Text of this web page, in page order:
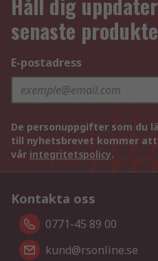
senaste
E-postadress
De personuppgifter som du
till nyhetsbrevet kommer
vår integritetspolicy.
Kontakta oss
0771-45 89 00
kund@rsonline.se